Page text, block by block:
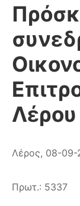
Λέρου
Λέρος, 08-09-
Πρωτ.: 5337